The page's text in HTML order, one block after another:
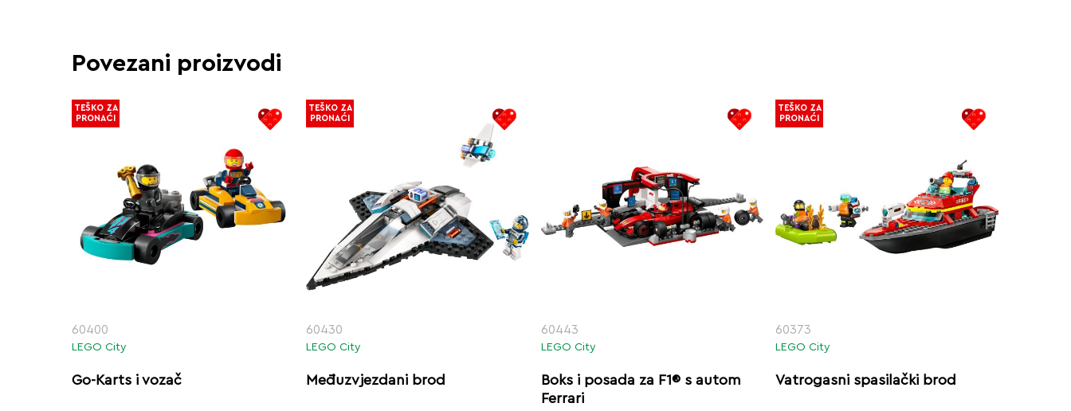
Povezani proizvodi
60400
LEGO City
Go-Karts i vozač
TEŠKO ZA
PRONAĆI
60430
LEGO City
Međuzvjezdani brod
TEŠKO ZA
PRONAĆI
60443
LEGO City
Boks i posada za F1® s autom
Ferrari
60373
LEGO City
Vatrogasni spasilački brod
TEŠKO ZA
PRONAĆI